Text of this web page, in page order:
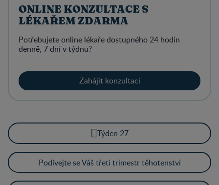
ONLINE KONZULTACE S
LÉKAŘEM ZDARMA
Potřebujete online lékaře dostupného 24 hodin
denně, 7 dní v týdnu?
Zahájit konzultaci
Týden 27
Podívejte se Váš třetí trimestr těhotenství